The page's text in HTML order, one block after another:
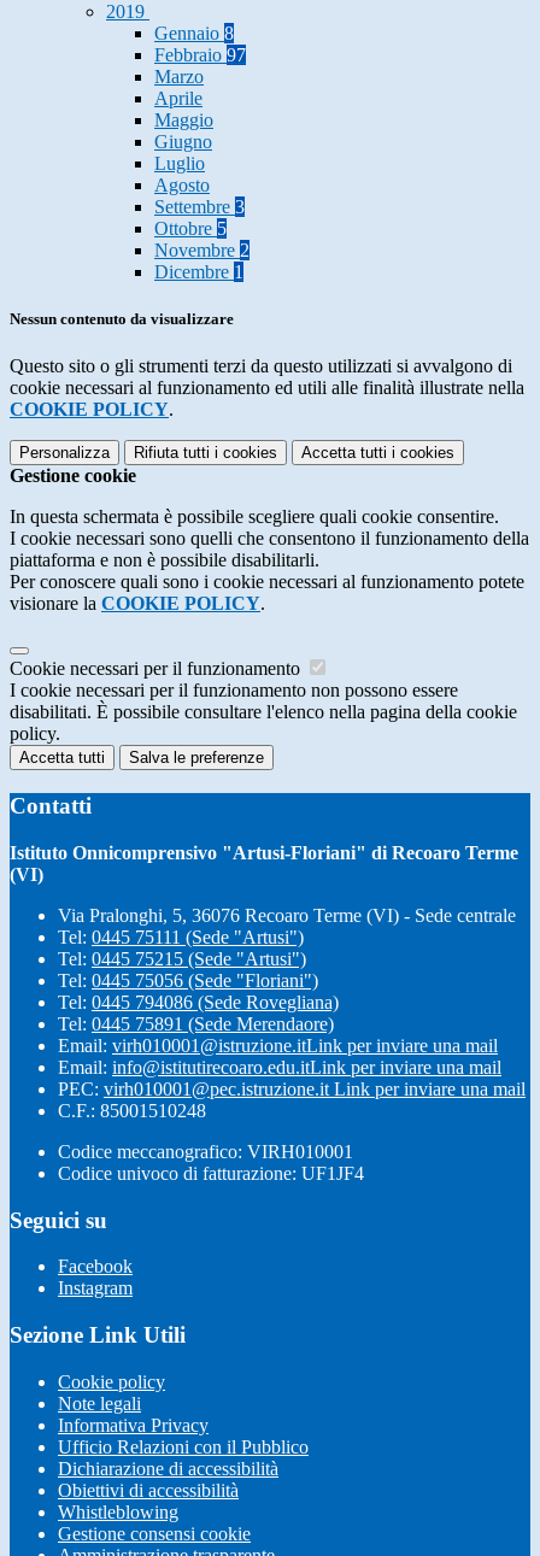
2019
Gennaio 8
Febbraio 97
Marzo
Aprile
Maggio
Giugno
Luglio
Agosto
Settembre 3
Ottobre 5
Novembre 2
Dicembre 1
Nessun contenuto da visualizzare
Questo sito o gli strumenti terzi da questo utilizzati si avvalgono di
cookie necessari al funzionamento ed utili alle finalità illustrate nella
COOKIE POLICY.
Personalizza Rifiuta tutti i cookies Accetta tutti i cookies
Gestione cookie
In questa schermata è possibile scegliere quali cookie consentire.
I cookie necessari sono quelli che consentono il funzionamento della
piattaforma e non è possibile disabilitarli.
Per conoscere quali sono i cookie necessari al funzionamento potete
visionare la COOKIE POLICY.
Cookie necessari per il funzionamento
I cookie necessari per il funzionamento non possono essere
disabilitati. È possibile consultare l'elenco nella pagina della cookie
policy.
Accetta tutti Salva le preferenze
Contatti
Istituto Onnicomprensivo "Artusi-Floriani" di Recoaro Terme
(VI)
Via Pralonghi, 5, 36076 Recoaro Terme (VI) - Sede centrale
Tel: 0445 75111 (Sede "Artusi")
Tel: 0445 75215 (Sede "Artusi")
Tel: 0445 75056 (Sede "Floriani")
Tel: 0445 794086 (Sede Rovegliana)
Tel: 0445 75891 (Sede Merendaore)
Email: virh010001@istruzione.itLink per inviare una mail
Email: info@istitutirecoaro.edu.itLink per inviare una mail
PEC: virh010001@pec.istruzione.it Link per inviare una mail
C.F.: 85001510248
Codice meccanografico: VIRH010001
Codice univoco di fatturazione: UF1JF4
Seguici su
Facebook
Instagram
Sezione Link Utili
Cookie policy
Note legali
Informativa Privacy
Ufficio Relazioni con il Pubblico
Dichiarazione di accessibilità
Obiettivi di accessibilità
Whistleblowing
Gestione consensi cookie